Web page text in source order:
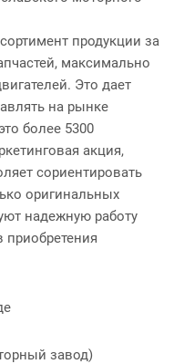
продукции за
максимально
Это дает
на рынке
более 5300
акция,
сориентировать
оригинальных
надежную работу
приобретения
завод)